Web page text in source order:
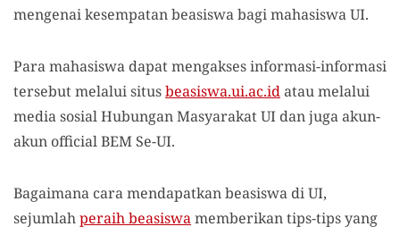
mengenai kesempatan beasiswa bagi mahasiswa UI.
Para mahasiswa dapat mengakses informasi-informasi
tersebut melalui situsbeasiswa.ui.ac.idatau melalui
media sosial Hubungan Masyarakat UI dan juga akun-
akun official BEM Se-UI.
Bagaimana cara mendapatkan beasiswa di UI,
sejumlahperaih beasiswamemberikan tips-tips yang